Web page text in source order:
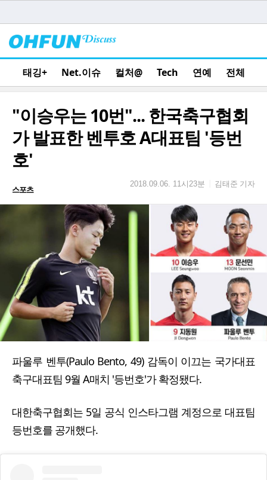
태깅+ Net.이슈 컬처@ Tech 연예 전체
"이승우는 10번"... 한국축구협회
가 발표한 벤투호 A대표팀 '등번
호'
스포츠
2018.09.06. 11시23분 김태준 기자
파울루 벤투(Paulo Bento, 49) 감독이 이끄는 국가대표
축구대표팀 9월 A매치 '등번호'가 확정됐다.
대한축구협회는 5일 공식 인스타그램 계정으로 대표팀
등번호를 공개했다.